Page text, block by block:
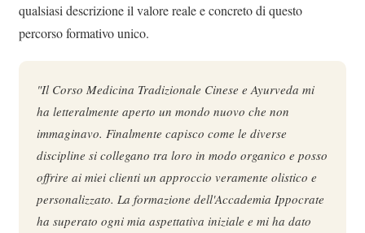
qualsiasi descrizione il valore reale e concreto di questo
percorso formativo unico.
"Il Corso Medicina Tradizionale Cinese e Ayurveda mi
ha letteralmente aperto un mondo nuovo che non
immaginavo. Finalmente capisco come le diverse
discipline si collegano tra loro in modo organico e posso
offrire ai miei clienti un approccio veramente olistico e
personalizzato. La formazione dell'Accademia Ippocrate
ha superato ogni mia aspettativa iniziale e mi ha dato